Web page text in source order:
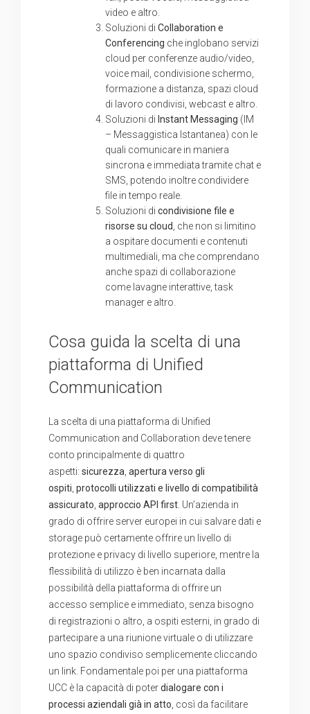
video e altro.
Soluzioni di Collaboration e
Conferencing che inglobano servizi
cloud per conferenze audio/video,
voice mail, condivisione schermo,
formazione a distanza, spazi cloud
di lavoro condivisi, webcast e altro.
Soluzioni di Instant Messaging (IM
– Messaggistica Istantanea) con le
quali comunicare in maniera
sincrona e immediata tramite chat e
SMS, potendo inoltre condividere
file in tempo reale.
Soluzioni di condivisione file e
risorse su cloud , che non si limitino
a ospitare documenti e contenuti
multimediali, ma che comprendano
anche spazi di collaborazione
come lavagne interattive, task
manager e altro.
Cosa guida la scelta di una
piattaforma di Unified
Communication
La scelta di una piattaforma di Unified
Communication and Collaboration deve tenere
conto principalmente di quattro
aspetti: sicurezza apertura verso gli
ospiti protocolli utilizzati e livello di compatibilità
assicurato approccio API first . Un’azienda in
grado di offrire server europei in cui salvare dati e
storage può certamente offrire un livello di
protezione e privacy di livello superiore, mentre la
flessibilità di utilizzo è ben incarnata dalla
possibilità della piattaforma di offrire un
accesso semplice e immediato, senza bisogno
di registrazioni o altro, a ospiti esterni, in grado di
partecipare a una riunione virtuale o di utilizzare
uno spazio condiviso semplicemente cliccando
un link. Fondamentale poi per una piattaforma
UCC è la capacità di poterdialogare con i
processi aziendali già in atto , così da facilitare